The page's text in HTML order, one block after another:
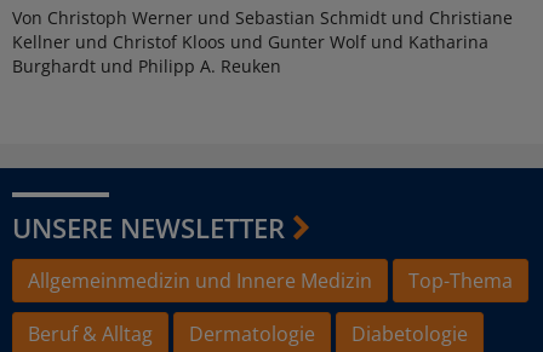
Von Christoph Werner und Sebastian Schmidt und Christiane
Kellner und Christof Kloos und Gunter Wolf und Katharina
Burghardt und Philipp A. Reuken
UNSERE NEWSLETTER
Allgemeinmedizin und Innere Medizin
Top-Thema
Beruf & Alltag
Dermatologie
Diabetologie